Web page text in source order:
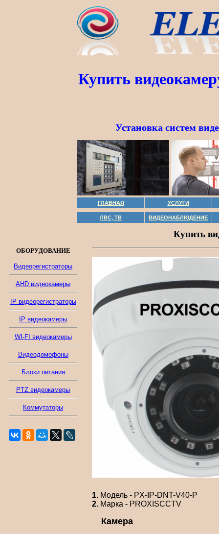
Купить
Установка систем
ГЛАВНАЯ УСЛУГИ
ЛВС, ТВ ВИДЕОНАБЛЮДЕНИЕ
ОБОРУДОВАНИЕ
Видеорегистраторы
AHD видеокамеры
IP видеорегистраторы
IP видеокамеры
WI-FI видеокамеры
Видеодомофоны
Блоки питания
PTZ видеокамеры
Коммутаторы
Купить
1. Модель - PX-IP-DNT-V40-P
2. Марка - PROXISCCTV
Камера